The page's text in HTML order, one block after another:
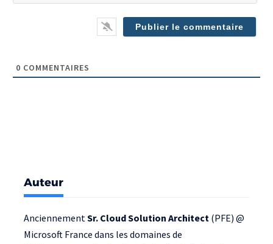
0 COMMENTAIRES
Auteur
AnciennementSr. Cloud Solution Architect (PFE) @
Microsoft France dans les domaines de